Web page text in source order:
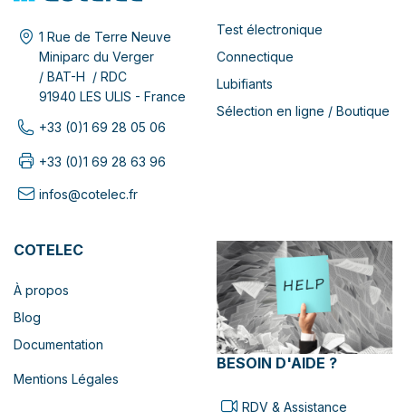
1 Rue de Terre Neuve
Miniparc du Verger
/ BAT-H / RDC
91940 LES ULIS - France
+33 (0)1 69 28 05 06
+33 (0)1 69 28 63 96
infos@cotelec.fr
Test électronique
Connectique
Lubifiants
Sélection en ligne / Boutique
COTELEC
À propos
Blog
Documentation
Mentions Légales
BESOIN D'AIDE ?
RDV & Assistance